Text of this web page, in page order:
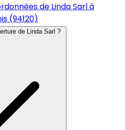
de Linda Sarl à
(94120)
de Linda Sarl ?